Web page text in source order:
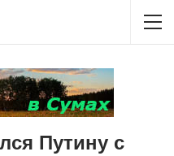
Путину с